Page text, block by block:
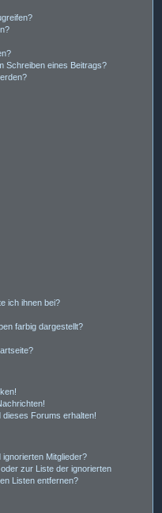
Schreiben eines Beitrags?
ich ihnen bei?
farbig dargestellt?
dieses Forums erhalten!
Mitglieder?
zur Liste der ignorierten
Listen entfernen?